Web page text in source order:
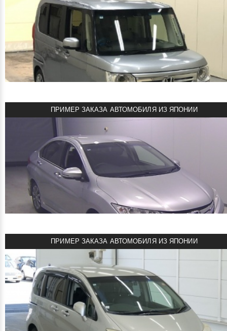
860000 руб
HONDA N VAN 2022
Автомобиль из Японии под заказ!
Honda AA Tokyo 4 CD
Объем двигателя: 0.7 л
Пробег: 29000 км
Комплектация: + Style
смотреть подробнее
Цена: 740000 руб
HONDA N BOX 2023
Автомобиль из Японии под заказ!
IAA Osaka 4 CB
Объем двигателя: 0.7 л
Пробег: 85000 км
Комплектация: L
смотреть подробнее
ПРИМЕР ЗАКАЗА АВТОМОБИЛЯ ИЗ ЯПОНИИ
1000000 руб
HONDA GRACE 2016
Автомобиль под заказ из Японии!
ПРИМЕР ЗАКАЗА АВТОМОБИЛЯ ИЗ ЯПОНИИ